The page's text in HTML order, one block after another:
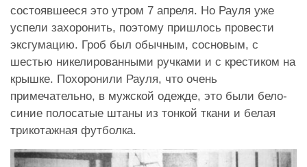
состоявшееся это утром 7 апреля. Но Рауля уже
успели захоронить, поэтому пришлось провести
эксгумацию. Гроб был обычным, сосновым, с
шестью никелированными ручками и с крестиком на
крышке. Похоронили Рауля, что очень
примечательно, в мужской одежде, это были бело-
синие полосатые штаны из тонкой ткани и белая
трикотажная футболка.